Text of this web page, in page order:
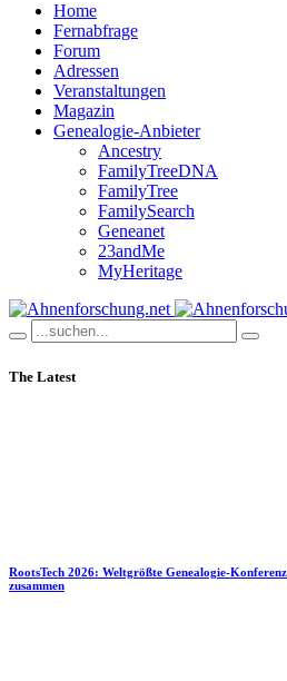
Home
Fernabfrage
Forum
Adressen
Veranstaltungen
Magazin
Genealogie-Anbieter
Ancestry
FamilyTreeDNA
FamilyTree
FamilySearch
Geneanet
23andMe
MyHeritage
The Latest
RootsTech 2026: Weltgrößte Genealogie-
zusammen